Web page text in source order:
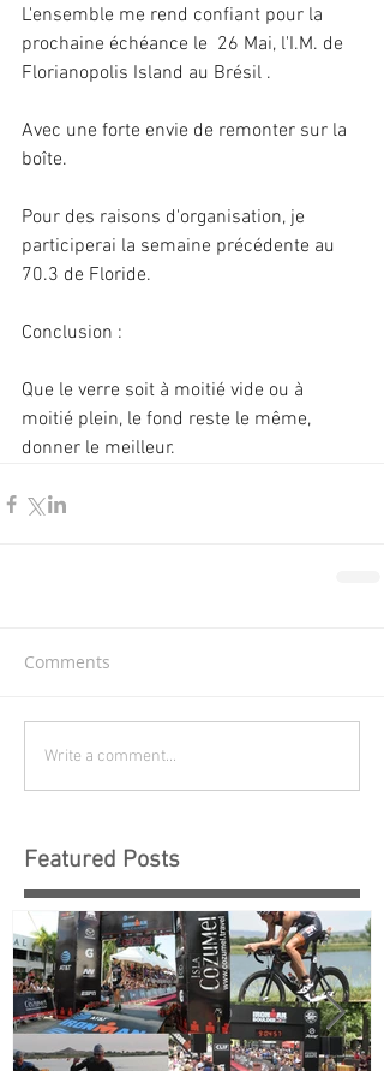
L'ensemble me rend confiant pour la
prochaine échéance le  26 Mai, l'I.M. de
Florianopolis Island au Brésil .
Avec une forte envie de remonter sur la
boîte.
Pour des raisons d'organisation, je
participerai la semaine précédente au
70.3 de Floride.
Conclusion :
Que le verre soit à moitié vide ou à
moitié plein, le fond reste le même,
donner le meilleur.
Comments
Write a comment...
Featured Posts